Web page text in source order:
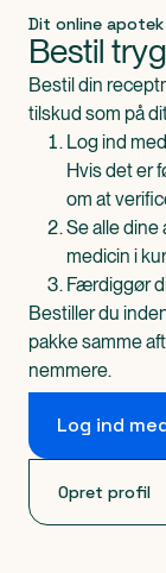
Dit online
Bestil
Bestil din
tilskud som på
Log ind
Hvis det er
om at
Se alle
medicin i
Færdiggør
Bestiller du
pakke samme
nemmere.
Log ind
Opret profil